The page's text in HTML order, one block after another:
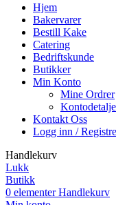
Hjem
Bakervarer
Bestill Kake
Catering
Bedriftskunde
Butikker
Min Konto
Mine Ordrer
Kontakt Oss
Logg inn /
Handlekurv
Lukk
Butikk
0 elementer Handlekurv